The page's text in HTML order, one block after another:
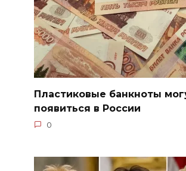
Пластиковые банкноты
появиться в России
0